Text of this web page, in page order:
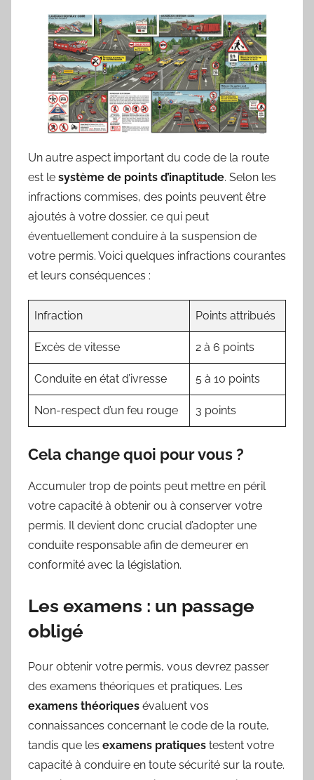
Un autre aspect important du code de la route
est le système de points d’inaptitude. Selon les
infractions commises, des points peuvent être
ajoutés à votre dossier, ce qui peut
éventuellement conduire à la suspension de
votre permis. Voici quelques infractions courantes
et leurs conséquences :
Infraction Points attribués
Excès de vitesse 2 à 6 points
Conduite en état d’ivresse 5 à 10 points
Non-respect d’un feu rouge 3 points
Cela change quoi pour vous ?
Accumuler trop de points peut mettre en péril
votre capacité à obtenir ou à conserver votre
permis. Il devient donc crucial d’adopter une
conduite responsable afin de demeurer en
conformité avec la législation.
Les examens : un passage
obligé
Pour obtenir votre permis, vous devrez passer
des examens théoriques et pratiques. Les
examens théoriques évaluent vos
connaissances concernant le code de la route,
tandis que les examens pratiques testent votre
capacité à conduire en toute sécurité sur la route.